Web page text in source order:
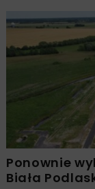
Ponownie
Biała